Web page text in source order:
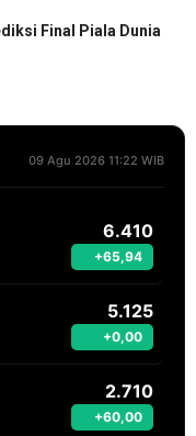
Final Piala Dunia
09 Agu 2026 11:22 WIB
6.410
+65,94
5.125
+0,00
2.710
+60,00